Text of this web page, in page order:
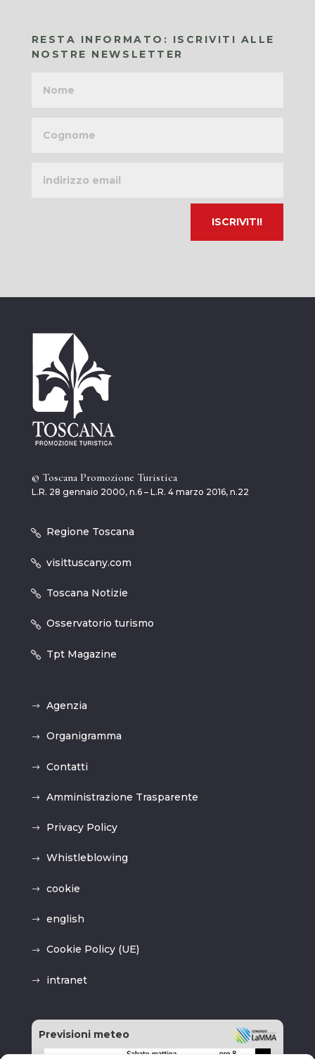
RESTA INFORMATO: ISCRIVITI ALLE
NOSTRE NEWSLETTER
email
© Toscana Promozione Turistica
L.R. 28 gennaio 2000, n.6 – L.R. 4 marzo 2016, n.22
Regione Toscana
visittuscany.com
Toscana Notizie
Osservatorio turismo
Tpt Magazine
Agenzia
Organigramma
Contatti
Amministrazione Trasparente
Privacy Policy
Whistleblowing
cookie
english
Cookie Policy (UE)
intranet
Previsioni meteo